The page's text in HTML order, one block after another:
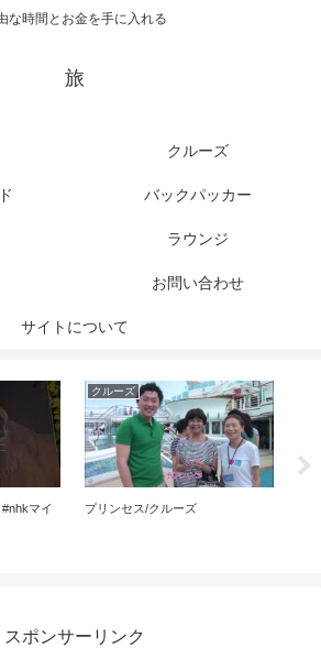
な時間とお金を手に入れる
旅
クルーズ
バックパッカー
ラウンジ
お問い合わせ
サイトについて
クルーズ
プリンセス/クルーズ
スポンサーリンク